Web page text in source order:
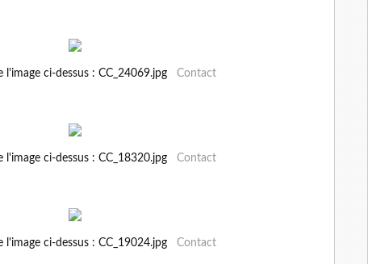
l'image ci-dessus : CC_24069.jpg Contact
l'image ci-dessus : CC_18320.jpg Contact
l'image ci-dessus : CC_19024.jpg Contact